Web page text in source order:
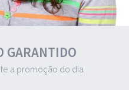
GARANTIDO
a promoção do dia